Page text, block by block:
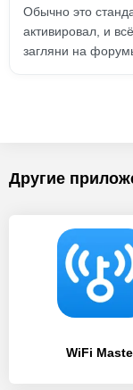
Обычно это
активировал, и
загляни на
Другие
WiFi